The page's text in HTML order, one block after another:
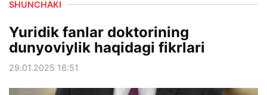
SHUNCHAKI
Yuridik fanlar doktorining
dunyoviylik haqidagi fikrlari
29.01.2025 16:51